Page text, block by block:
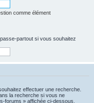
comme élément
partout si vous souhaitez
effectuer une recherche.
la recherche si vous ne
forums » affichée ci-dessous.